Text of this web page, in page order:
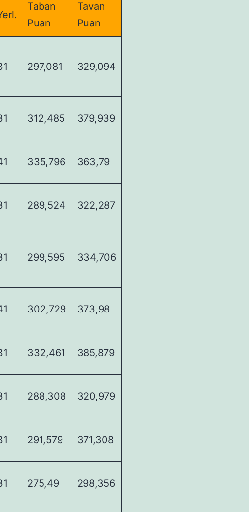
Taban
Puan
Tavan
Puan
297,081 329,094
312,485 379,939
335,796 363,79
289,524 322,287
299,595 334,706
302,729 373,98
332,461 385,879
288,308 320,979
291,579 371,308
275,49 298,356